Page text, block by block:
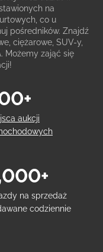
na
co u
pośredników. Znajdź
ciężarowe, SUV-y,
Możemy zająć się
aukcji
na sprzedaż
codziennie